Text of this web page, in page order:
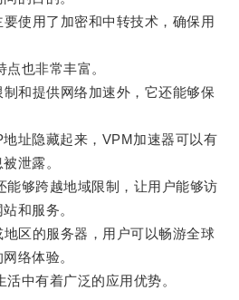
用了加密和中转技术，确保用
也非常丰富。
提供网络加速外，它还能够保
隐藏起来，VPM加速器可以有
泄露。
够跨越地域限制，让用户能够访
和服务。
区的服务器，用户可以畅游全球
络体验。
中有着广泛的应用优势。